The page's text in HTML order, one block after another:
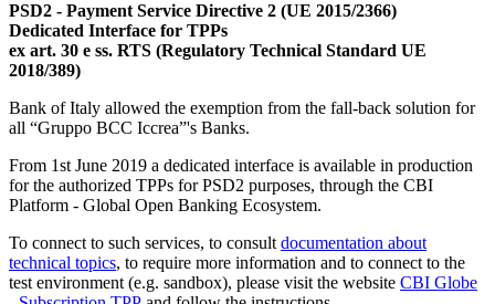
PSD2 - Payment Service Directive 2 (UE 2015/2366)
Dedicated Interface for TPPs
ex art. 30 e ss. RTS (Regulatory Technical Standard UE
2018/389)
Bank of Italy allowed the exemption from the fall-back solution for
all “Gruppo BCC Iccrea”'s Banks.
From 1st June 2019 a dedicated interface is available in production
for the authorized TPPs for PSD2 purposes, through the CBI
Platform - Global Open Banking Ecosystem.
To connect to such services, to consult documentation about
technical topics, to require more information and to connect to the
test environment (e.g. sandbox), please visit the website CBI Globe